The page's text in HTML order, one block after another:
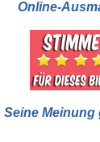
Online-
Seine Meinung